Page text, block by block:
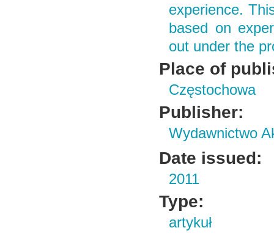
experience.
based on
out under the
Place of
Częstochowa
Publisher:
Wydawnictwo
Date issued:
2011
Type:
artykuł